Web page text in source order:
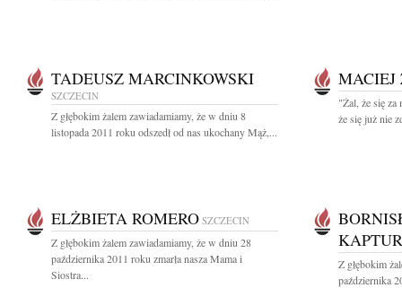
TADEUSZ MARCINKOWSKI
SZCZECIN
Z głębokim żalem zawiadamiamy, że w dniu 8
listopada 2011 roku odszedł od nas ukochany Mąż,...
MACIEJ
"Żal, że się za
że się już nie
ELŻBIETA ROMERO SZCZECIN
Z głębokim żalem zawiadamiamy, że w dniu 28
października 2011 roku zmarła nasza Mama i
Siostra...
Z głębokim
października